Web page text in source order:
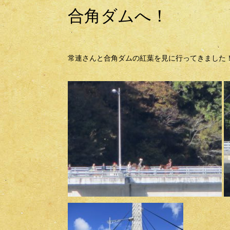
合角ダムへ！
常連さんと合角ダムの紅葉を見に行ってきました